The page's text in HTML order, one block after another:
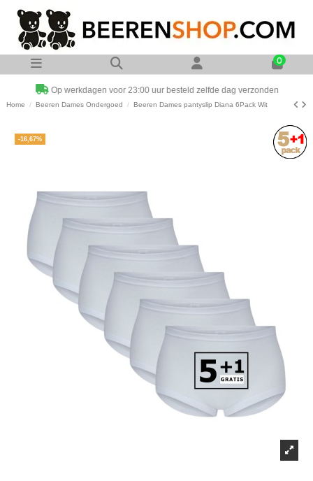
0
Op werkdagen voor 23:00 uur besteld zelfde dag verzonden
Home Beeren Dames Ondergoed Beeren Dames pantyslip Diana 6Pack Wit
-16,67%